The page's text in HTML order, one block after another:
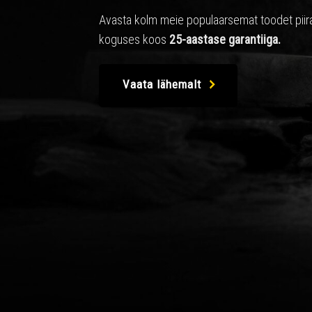
Avasta kolm meie populaarsemat toodet
koguses koos 25-aastase garantiiga.
Vaata lähemalt